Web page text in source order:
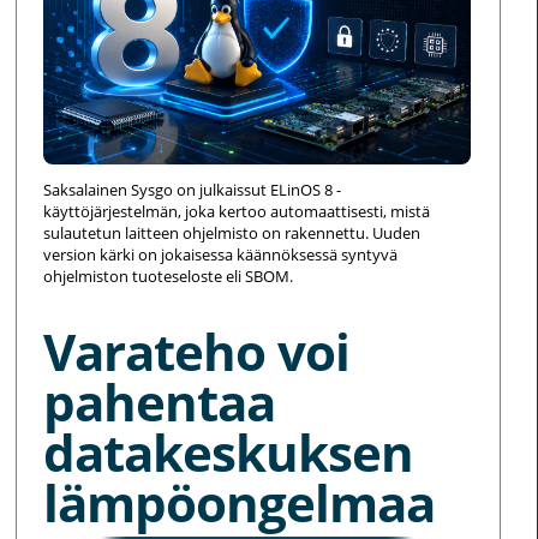
Saksalainen Sysgo on julkaissut ELinOS 8 -
käyttöjärjestelmän, joka kertoo automaattisesti, mistä
sulautetun laitteen ohjelmisto on rakennettu. Uuden
version kärki on jokaisessa käännöksessä syntyvä
ohjelmiston tuoteseloste eli SBOM.
Varateho voi
pahentaa
datakeskuksen
lämpöongelmaa